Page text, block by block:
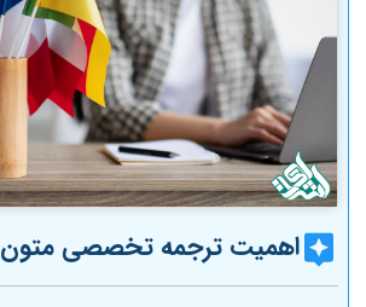
اهمیت ترجمه تخصصی متون